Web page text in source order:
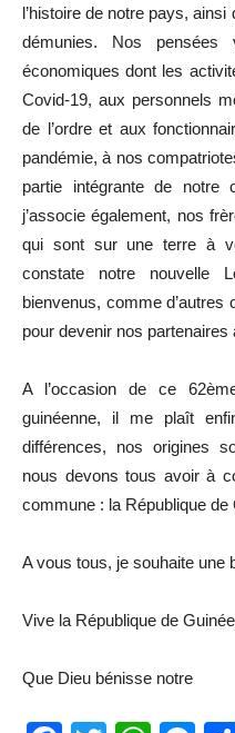
l’histoire de notre pays,
démunies. Nos
économiques dont les
Covid-19, aux personnels
de l’ordre et aux
pandémie, à nos
partie intégrante de notre
j’associe également, nos
qui sont sur une terre à
constate notre nouvelle
bienvenus, comme d’autres
pour devenir nos partenaires
A l’occasion de ce
guinéenne, il me plaît
différences, nos origines
nous devons tous avoir à
commune : la République de
A vous tous, je souhaite une
Vive la République de
Que Dieu bénisse notre